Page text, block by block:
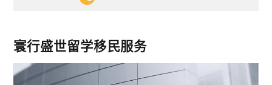
寰行盛世留学移民服务